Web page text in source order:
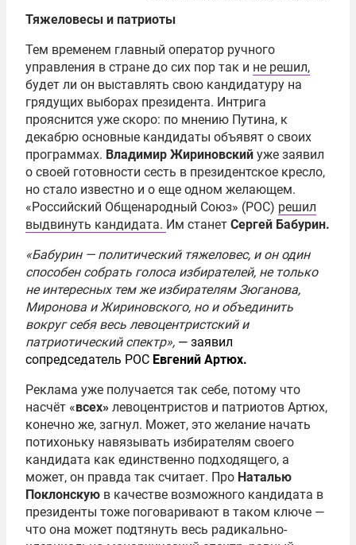
Тяжеловесы и патриоты
Тем временем главный оператор ручного
управления в стране до сих пор так и не решил,
будет ли он выставлять свою кандидатуру на
грядущих выборах президента. Интрига
прояснится уже скоро: по мнению Путина, к
декабрю основные кандидаты объявят о своих
программах. Владимир Жириновский уже заявил
о своей готовности сесть в президентское кресло,
но стало известно и о еще одном желающем.
«Российский Общенародный Союз» (РОС) решил
выдвинуть кандидата. Им станет Сергей Бабурин.
«Бабурин — политический тяжеловес, и он один
способен собрать голоса избирателей, не только
не интересных тем же избирателям Зюганова,
Миронова и Жириновского, но и объединить
вокруг себя весь левоцентристский и
патриотический спектр», — заявил
сопредседатель РОС Евгений Артюх.
Реклама уже получается так себе, потому что
насчёт «всех» левоцентристов и патриотов Артюх,
конечно же, загнул. Может, это желание начать
потихоньку навязывать избирателям своего
кандидата как единственно подходящего, а
может, он правда так считает. Про Наталью
Поклонскую в качестве возможного кандидата в
президенты тоже поговаривают в таком ключе —
что она может подтянуть весь радикально-